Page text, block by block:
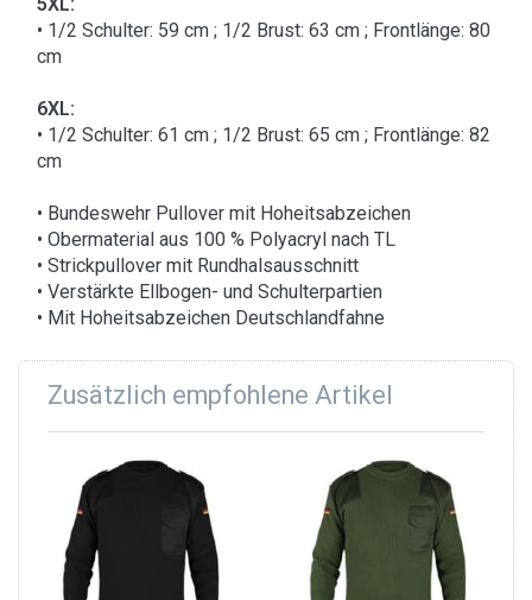
• 1/2 Schulter: 59 cm ; 1/2 Brust: 63 cm ; Frontlänge: 80
cm
6XL:
• 1/2 Schulter: 61 cm ; 1/2 Brust: 65 cm ; Frontlänge: 82
cm
• Bundeswehr Pullover mit Hoheitsabzeichen
• Obermaterial aus 100 % Polyacryl nach TL
• Strickpullover mit Rundhalsausschnitt
• Verstärkte Ellbogen- und Schulterpartien
• Mit Hoheitsabzeichen Deutschlandfahne
Zusätzlich empfohlene Artikel